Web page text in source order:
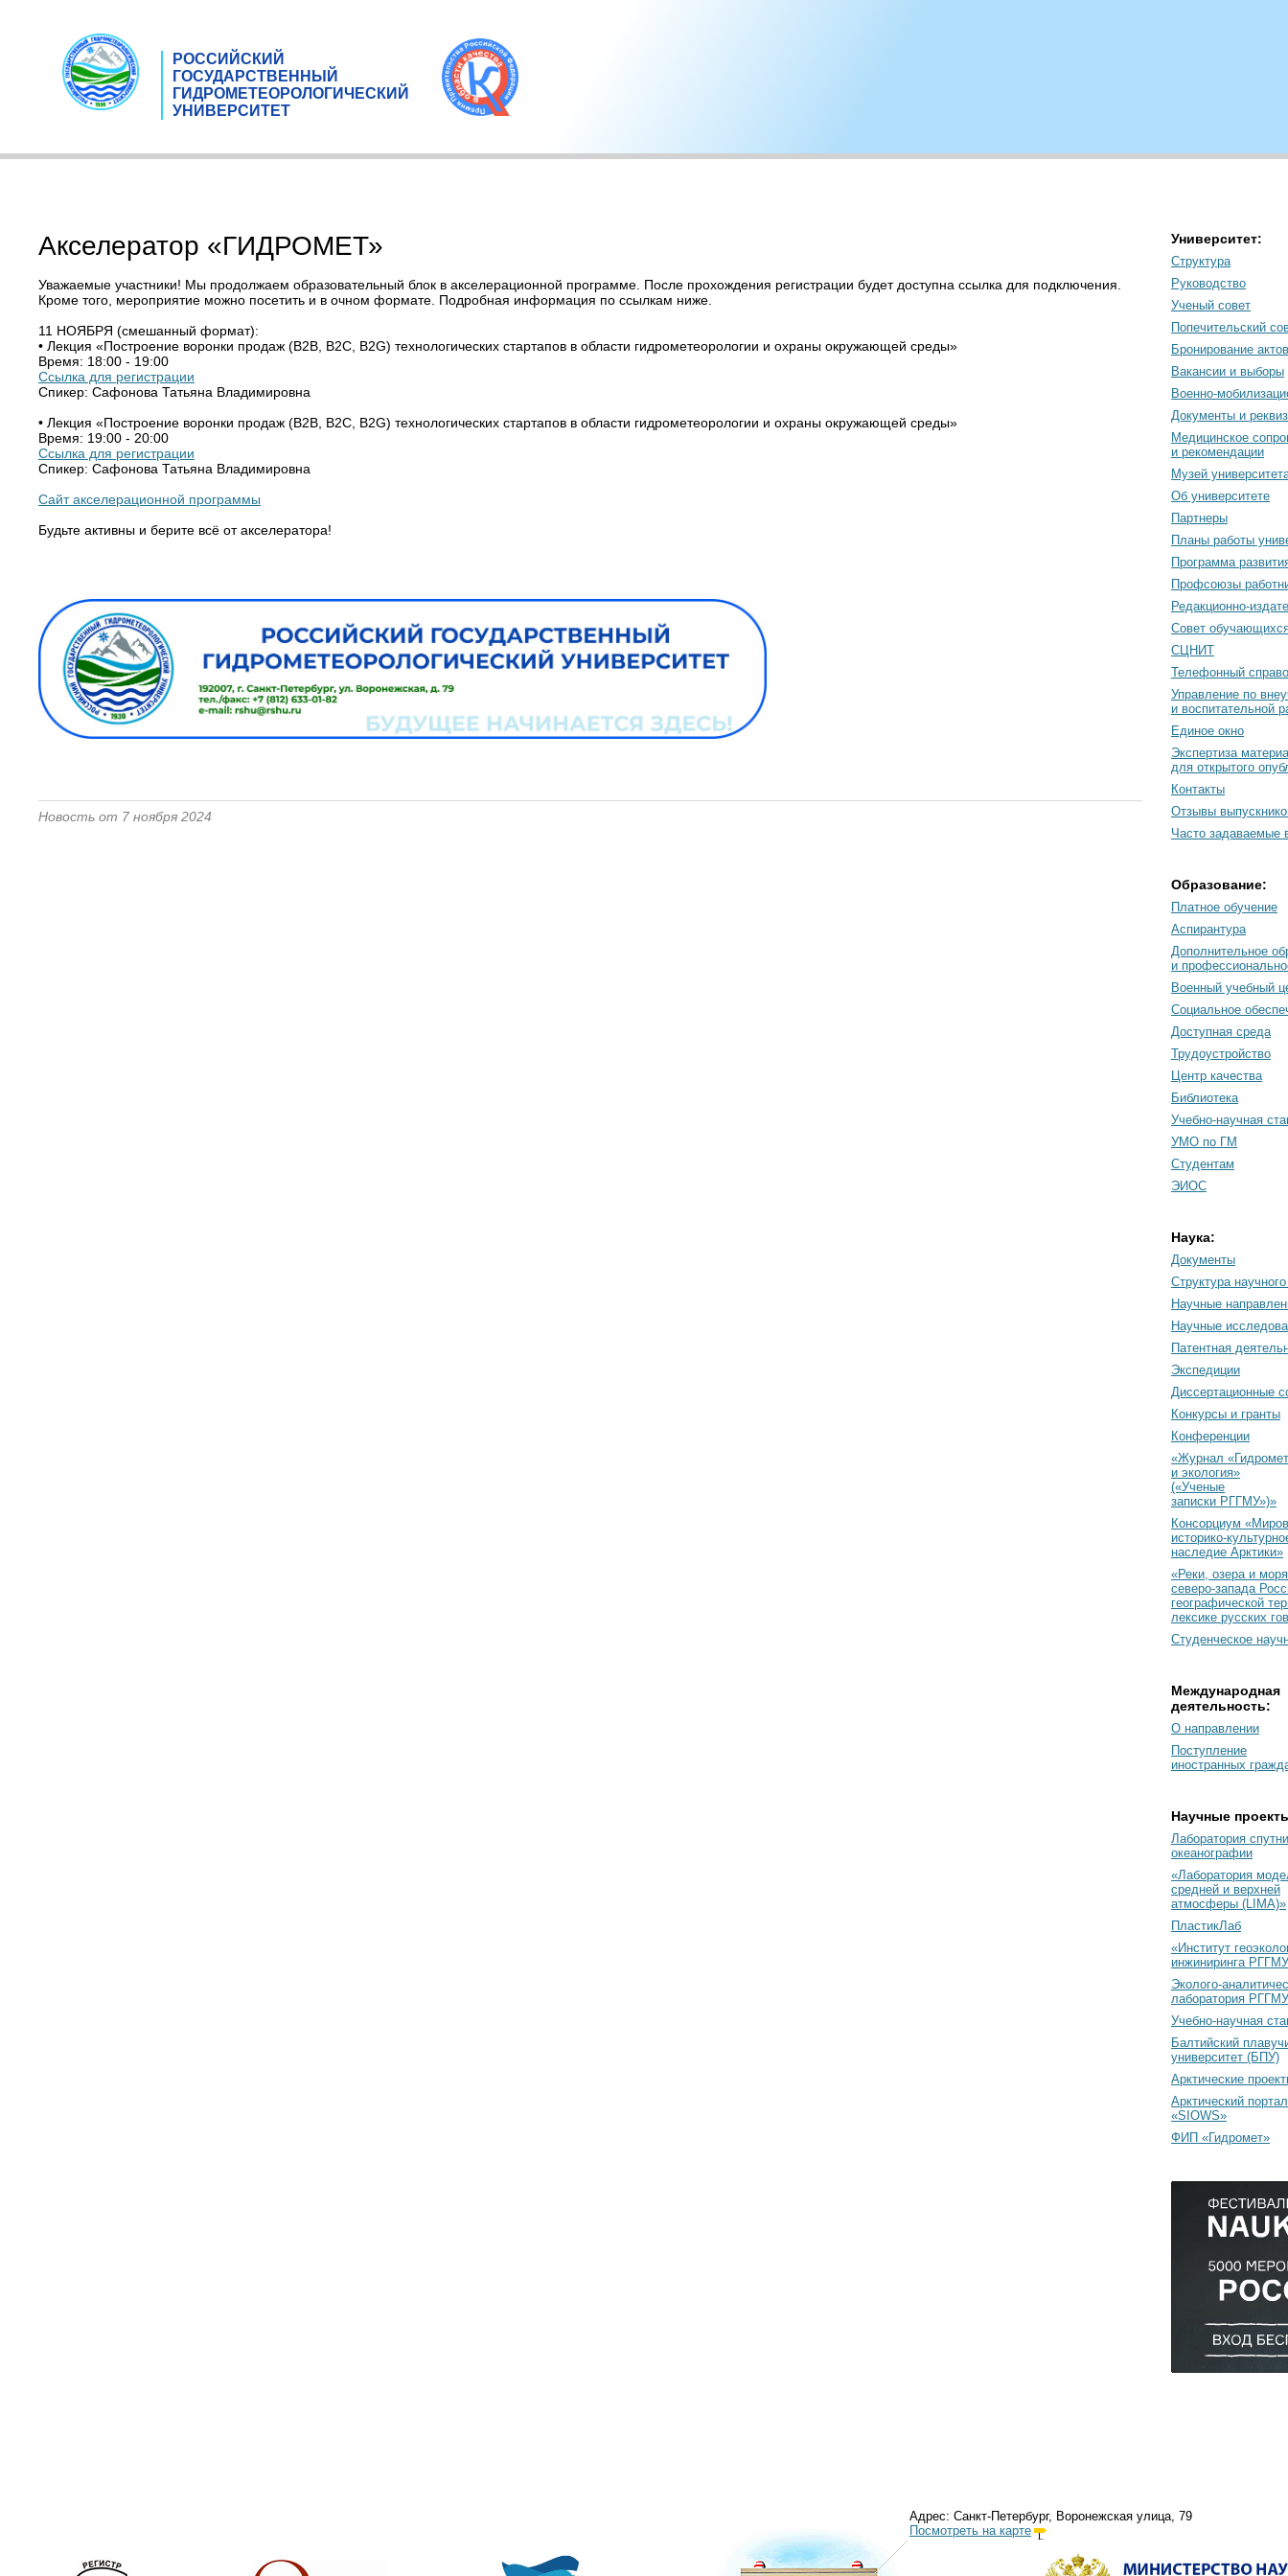
РОССИЙСКИЙ
ГОСУДАРСТВЕННЫЙ
ГИДРОМЕТЕОРОЛОГИЧЕСКИЙ
УНИВЕРСИТЕТ
Акселератор «ГИДРОМЕТ»
Уважаемые участники! Мы продолжаем образовательный блок в акселерационной программе. После прохождения регистрации будет доступна ссылка для подключения.
Кроме того, мероприятие можно посетить и в очном формате. Подробная информация по ссылкам ниже.
11 НОЯБРЯ (смешанный формат):
• Лекция «Построение воронки продаж (B2B, B2C, B2G) технологических стартапов в области гидрометеорологии и охраны окружающей среды»
Время: 18:00 - 19:00
Ссылка для регистрации
Спикер: Сафонова Татьяна Владимировна
• Лекция «Построение воронки продаж (B2B, B2C, B2G) технологических стартапов в области гидрометеорологии и охраны окружающей среды»
Время: 19:00 - 20:00
Ссылка для регистрации
Спикер: Сафонова Татьяна Владимировна
Сайт акселерационной программы
Будьте активны и берите всё от акселератора!
Новость от 7 ноября 2024
Университет:
Структура
Руководство
Ученый совет
Попечительский
Бронирование
Вакансии и выборы
Военно-
Документы и
Медицинское
и рекомендации
Музей
Об университете
Партнеры
Планы работы
Программа
Профсоюзы
Редакционно-
Cовет
СЦНИТ
Телефонный
Управление по
и воспитательной
Единое окно
Экспертиза
для открытого
Контакты
Отзывы
Часто задаваемые
Образование:
Платное обучение
Аспирантура
Дополнительное
и
Военный учебный
Социальное
Доступная среда
Трудоустройство
Центр качества
Библиотека
Учебно-научная
УМО по ГМ
Студентам
ЭИОС
Наука:
Документы
Cтруктура
Научные
Научные
Патентная
Экспедиции
Диссертационные
Конкурсы и гранты
Конференции
«Журнал
и экология»
(«Ученые
записки РГГМУ»)»
Консорциум
историко-
наследие Арктики»
«Реки, озера и моря
северо-запада
географической
лексике русских
Студенческое
Международная
деятельность:
О направлении
Поступление
иностранных
Научные
Лаборатория
океанографии
«Лаборатория
средней и верхней
атмосферы (LIMA)»
ПластикЛаб
«Институт
инжиниринга
Эколого-
лаборатория РГГМУ
Учебно-научная
Балтийский
университет (БПУ)
Арктические
Арктический портал
«SIOWS»
ФИП «Гидромет»
Адрес: Санкт-Петербург, Воронежская улица, 79
Посмотреть на карте